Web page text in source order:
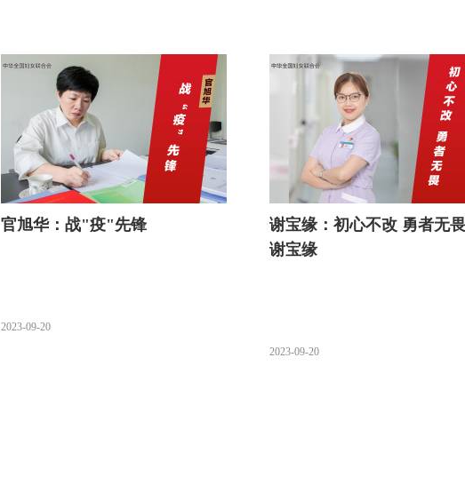
官旭华：战"疫"先锋
2023-09-20
谢宝缘：初心不改 勇者无
谢宝缘
2023-09-20